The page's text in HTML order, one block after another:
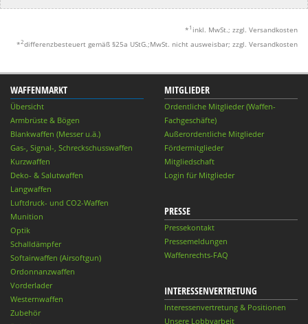
* 1 inkl. MwSt.; zzgl. Versandkosten
*2differenzbesteuert gemäß §25a UStG.;MwSt. nicht ausweisbar; zzgl. Versandkosten
WAFFENMARKT
Übersicht
Armbrüste & Bögen
Blankwaffen (Messer u.ä.)
Gas-, Signal-, Schreckschusswaffen
Kurzwaffen
Deko- & Salutwaffen
Langwaffen
Luftdruck- und CO2-Waffen
Munition
Optik
Schalldämpfer
Softairwaffen (Airsoftgun)
Ordonnanzwaffen
Vorderlader
Westernwaffen
Zubehör
MITGLIEDER
Ordentliche Mitglieder (Waffen-
Fachgeschäfte)
Außerordentliche Mitglieder
Fördermitglieder
Mitgliedschaft
Login für Mitglieder
PRESSE
Pressekontakt
Pressemeldungen
Waffenrechts-FAQ
INTERESSENVERTRETUNG
Interessenvertretung & Positionen
Unsere Lobbyarbeit